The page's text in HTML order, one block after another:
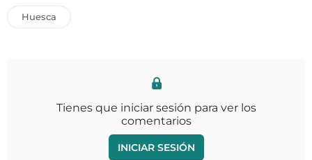
Huesca
Tienes que iniciar sesión para ver los
comentarios
INICIAR SESIÓN